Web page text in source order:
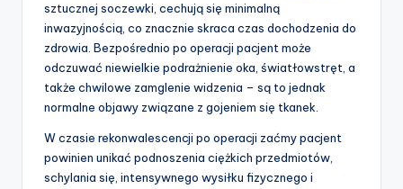
sztucznej soczewki, cechują się minimalną
inwazyjnością, co znacznie skraca czas dochodzenia do
zdrowia. Bezpośrednio po operacji pacjent może
odczuwać niewielkie podrażnienie oka, światłowstręt, a
także chwilowe zamglenie widzenia – są to jednak
normalne objawy związane z gojeniem się tkanek.
W czasie rekonwalescencji po operacji zaćmy pacjent
powinien unikać podnoszenia ciężkich przedmiotów,
schylania się, intensywnego wysiłku fizycznego i